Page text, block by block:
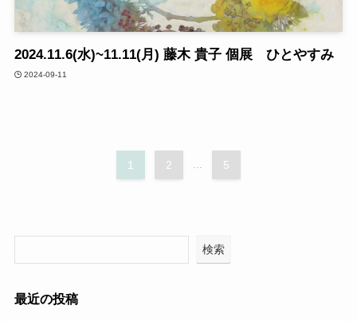
2024.11.6(水)~11.11(月) 藤木 貴子 個展 ひとやすみ
2024-09-11
1 2 ... 5
検索
最近の投稿